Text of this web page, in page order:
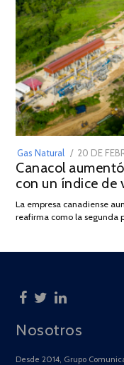
Gas Natural
POSTED
ON
20 DE
Canacol
con un índice de
La empresa canadiense
reafirma como la segunda
Nosotros
Desde 2014, Grupo